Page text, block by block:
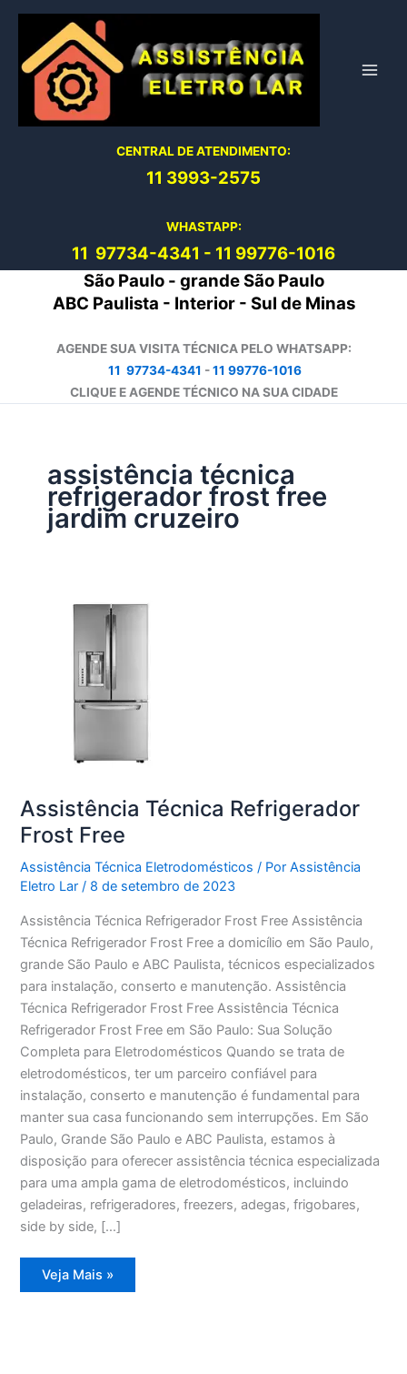
conteúdo
CENTRAL DE ATENDIMENTO:
11 3993-2575
WHASTAPP:
11 97734-4341 - 11 99776-1016
São Paulo - grande São Paulo
ABC Paulista - Interior - Sul de Minas
AGENDE SUA VISITA TÉCNICA PELO WHATSAPP:
11 97734-4341 -11 99776-1016
CLIQUE E AGENDE TÉCNICO NA SUA CIDADE
assistência técnica
refrigerador frost free
jardim cruzeiro
Assistência Técnica Refrigerador
Frost Free
Assistência Técnica Eletrodomésticos / PorAssistência
Eletro Lar/ 8 de setembro de 2023
Assistência Técnica Refrigerador Frost Free Assistência
Técnica Refrigerador Frost Free a domicílio em São Paulo,
grande São Paulo e ABC Paulista, técnicos especializados
para instalação, conserto e manutenção. Assistência
Técnica Refrigerador Frost Free Assistência Técnica
Refrigerador Frost Free em São Paulo: Sua Solução
Completa para Eletrodomésticos Quando se trata de
eletrodomésticos, ter um parceiro confiável para
instalação, conserto e manutenção é fundamental para
manter sua casa funcionando sem interrupções. Em São
Paulo, Grande São Paulo e ABC Paulista, estamos à
disposição para oferecer assistência técnica especializada
para uma ampla gama de eletrodomésticos, incluindo
geladeiras, refrigeradores, freezers, adegas, frigobares,
side by side, […]
Assistência
Técnica
Veja Mais »